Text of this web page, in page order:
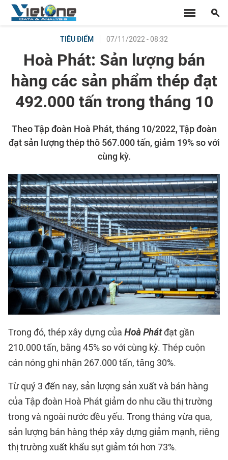
TIÊU ĐIỂM 07/11/2022 - 08:32
Hoà Phát: Sản lượng bán
hàng các sản phẩm thép đạt
492.000 tấn trong tháng 10
Theo Tập đoàn Hoà Phát, tháng 10/2022, Tập đoàn
đạt sản lượng thép thô 567.000 tấn, giảm 19% so với
cùng kỳ.
Trong đó, thép xây dựng của Hoà Phátđạt gần
210.000 tấn, bằng 45% so với cùng kỳ. Thép cuộn
cán nóng ghi nhận 267.000 tấn, tăng 30%.
Từ quý 3 đến nay, sản lượng sản xuất và bán hàng
của Tập đoàn Hoà Phát giảm do nhu cầu thị trường
trong và ngoài nước đều yếu. Trong tháng vừa qua,
sản lượng bán hàng thép xây dựng giảm mạnh, riêng
thị trường xuất khẩu sụt giảm tới hơn 73%.